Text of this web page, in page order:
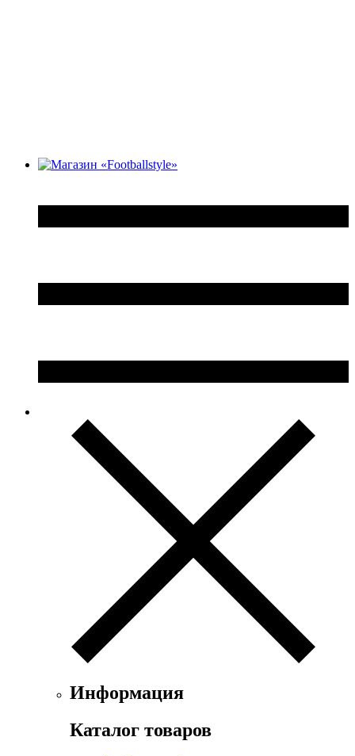
Информация
Каталог товаров